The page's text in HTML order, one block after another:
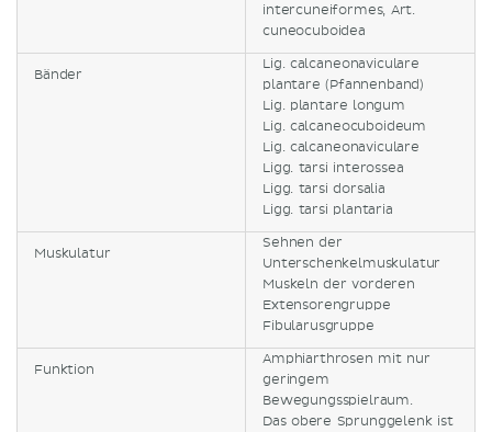
intercuneiformes, Art.
cuneocuboidea
Bänder
Lig. calcaneonaviculare
plantare (Pfannenband)
Lig. plantare longum
Lig. calcaneocuboideum
Lig. calcaneonaviculare
Ligg. tarsi interossea
Ligg. tarsi dorsalia
Ligg. tarsi plantaria
Muskulatur
Sehnen der
Unterschenkelmuskulatur
Muskeln der vorderen
Extensorengruppe
Fibularusgruppe
Funktion
Amphiarthrosen mit nur
geringem
Bewegungsspielraum.
Das obere Sprunggelenk ist